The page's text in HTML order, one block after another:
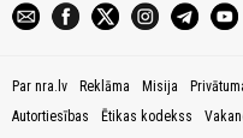
Par nra.lv Reklāma Misija
Autortiesības
Ētikas kodekss